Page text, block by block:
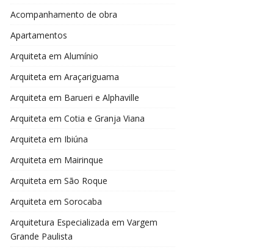
Acompanhamento de obra
Apartamentos
Arquiteta em Alumínio
Arquiteta em Araçariguama
Arquiteta em Barueri e Alphaville
Arquiteta em Cotia e Granja Viana
Arquiteta em Ibiúna
Arquiteta em Mairinque
Arquiteta em São Roque
Arquiteta em Sorocaba
Arquitetura Especializada em Vargem
Grande Paulista